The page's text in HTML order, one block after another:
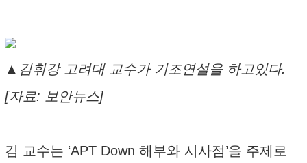
▲김휘강 고려대 교수가 기조연설을 하고있다.
[자료: 보안뉴스]
김 교수는 ‘APT Down 해부와 시사점’을 주제로